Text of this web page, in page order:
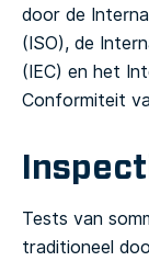
door de
(ISO), de
(IEC) en het
Conformiteit
Tests van
traditioneel